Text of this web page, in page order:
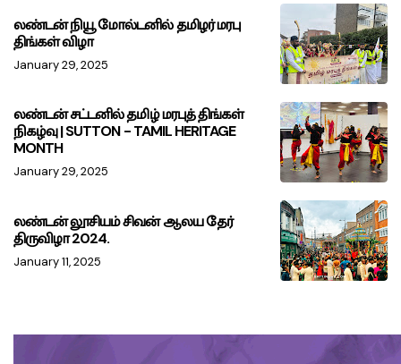
லண்டன் நியூ மோல்டனில் தமிழர் மரபு
திங்கள் விழா
January 29, 2025
லண்டன் சட்டனில் தமிழ் மரபுத் திங்கள்
நிகழ்வு | SUTTON - TAMIL HERITAGE
MONTH
January 29, 2025
லண்டன் லூசியம் சிவன் ஆலய தேர்
திருவிழா 2024.
January 11, 2025